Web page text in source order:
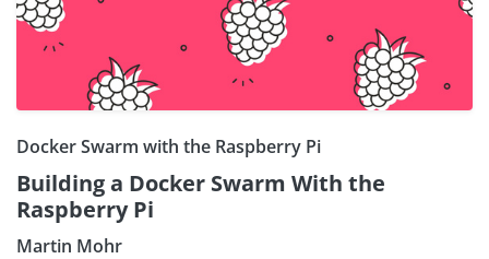
Docker Swarm with the Raspberry Pi
Building a Docker Swarm With the
Raspberry Pi
Martin Mohr